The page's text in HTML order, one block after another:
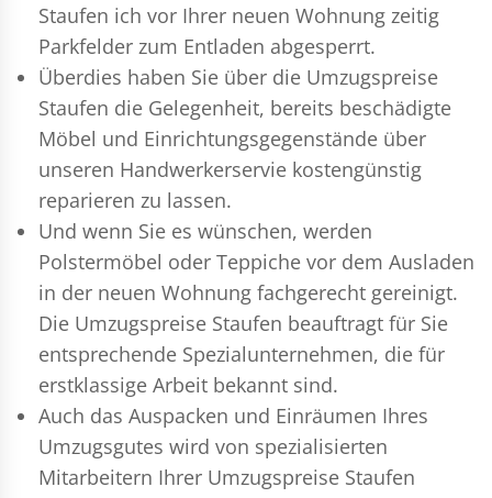
Staufen ich vor Ihrer neuen Wohnung zeitig
Parkfelder zum Entladen abgesperrt.
Überdies haben Sie über die Umzugspreise
Staufen die Gelegenheit, bereits beschädigte
Möbel und Einrichtungsgegenstände über
unseren Handwerkerservie kostengünstig
reparieren zu lassen.
Und wenn Sie es wünschen, werden
Polstermöbel oder Teppiche vor dem Ausladen
in der neuen Wohnung fachgerecht gereinigt.
Die Umzugspreise Staufen beauftragt für Sie
entsprechende Spezialunternehmen, die für
erstklassige Arbeit bekannt sind.
Auch das Auspacken und Einräumen Ihres
Umzugsgutes wird von spezialisierten
Mitarbeitern Ihrer Umzugspreise Staufen